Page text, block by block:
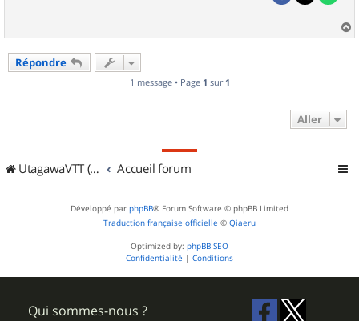
a
Répondre
1 message • Page 1 sur 1
Aller
UtagawaVTT (Randos VTT et VTTAE avec traces GPS) Accueil forum
Développé par phpBB® Forum Software © phpBB Limited
Traduction française officielle © Qiaeru
Optimized by: phpBB SEO
Confidentialité | Conditions
Qui sommes-nous ?